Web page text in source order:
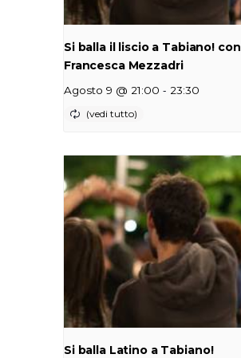
Si balla il liscio a Tabiano! con
Francesca Mezzadri
Agosto 9 @ 21:00 - 23:30
Si balla Latino a Tabiano!